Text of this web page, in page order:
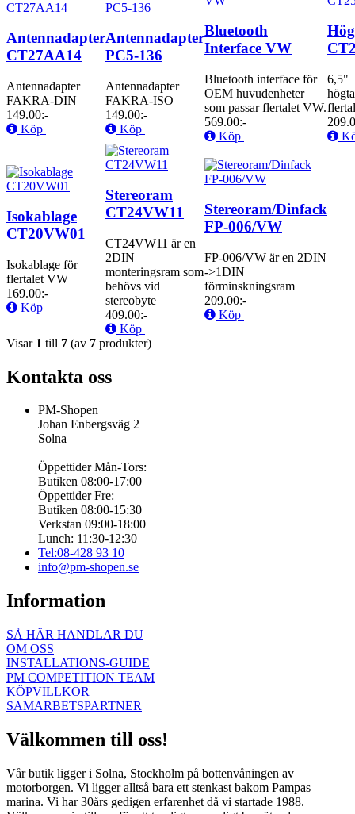
Antennadapter
CT27AA14
Antennadapter
FAKRA-DIN
149.00:-
Köp
Antennadapter
PC5-136
Antennadapter
FAKRA-ISO
149.00:-
Köp
Bluetooth
Interface VW
Bluetooth interface för
OEM huvudenheter
som passar flertalet VW.
569.00:-
Köp
6,5"
Isokablage
CT20VW01
Isokablage för
flertalet VW
169.00:-
Köp
Stereoram
CT24VW11
CT24VW11 är en
2DIN
monteringsram som
behövs vid
stereobyte
409.00:-
Köp
Stereoram/Dinfack
FP-006/VW
FP-006/VW är en 2DIN
->1DIN
förminskningsram
209.00:-
Köp
Visar 1 till 7 (av 7 produkter)
Kontakta oss
PM-Shopen
Johan Enbergsväg 2
Solna
Öppettider Mån-Tors:
Butiken 08:00-17:00
Öppettider Fre:
Butiken 08:00-15:30
Verkstan 09:00-18:00
Lunch: 11:30-12:30
Tel:08-428 93 10
info@pm-shopen.se
Information
SÅ HÄR HANDLAR DU
OM OSS
INSTALLATIONS-GUIDE
PM COMPETITION TEAM
KÖPVILLKOR
SAMARBETSPARTNER
Välkommen till oss!
Vår butik ligger i Solna, Stockholm på bottenvåningen av
motorborgen. Vi ligger alltså bara ett stenkast bakom Pampas
marina. Vi har 30års gedigen erfarenhet då vi startade 1988.